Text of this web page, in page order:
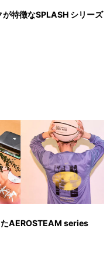
特徴なSPLASH シリーズ
AEROSTEAM series